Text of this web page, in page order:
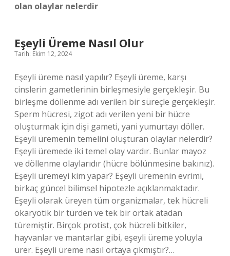
olan olaylar nelerdir
Eşeyli Üreme Nasıl Olur
Tarih: Ekim 12, 2024
Eşeyli üreme nasıl yapılır? Eşeyli üreme, karşı
cinslerin gametlerinin birleşmesiyle gerçekleşir. Bu
birleşme döllenme adı verilen bir süreçle gerçekleşir.
Sperm hücresi, zigot adı verilen yeni bir hücre
oluşturmak için dişi gameti, yani yumurtayı döller.
Eşeyli üremenin temelini oluşturan olaylar nelerdir?
Eşeyli üremede iki temel olay vardır. Bunlar mayoz
ve döllenme olaylarıdır (hücre bölünmesine bakınız).
Eşeyli üremeyi kim yapar? Eşeyli üremenin evrimi,
birkaç güncel bilimsel hipotezle açıklanmaktadır.
Eşeyli olarak üreyen tüm organizmalar, tek hücreli
ökaryotik bir türden ve tek bir ortak atadan
türemiştir. Birçok protist, çok hücreli bitkiler,
hayvanlar ve mantarlar gibi, eşeyli üreme yoluyla
ürer. Eşeyli üreme nasıl ortaya çıkmıştır?…